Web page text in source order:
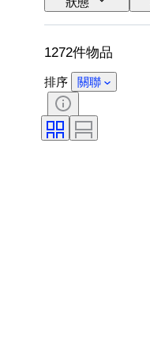
1272件物品
排序 關聯